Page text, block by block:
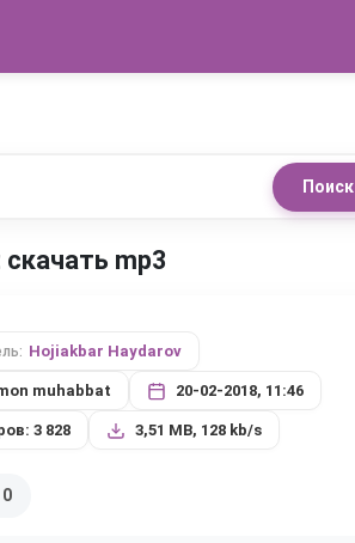
Поиск
mp3
Hojiakbar Haydarov
muhabbat 20-02-2018, 11:46
3 828 3,51 MB, 128 kb/s
0